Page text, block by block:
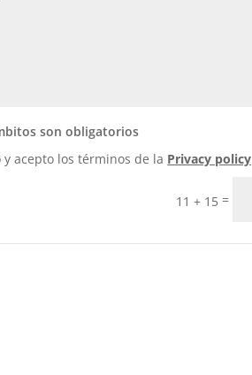
son obligatorios
y acepto los términos de la Privacy policy
11 + 15=